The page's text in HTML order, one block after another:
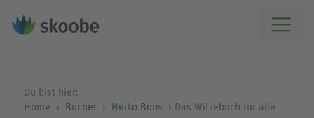
Du bist hier:
Home
Bücher Heiko Boos Das Witzebuch für alle